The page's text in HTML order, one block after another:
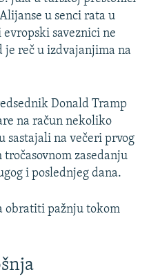
u senci rata u
saveznici ne
je reč u izdvajanjima na
Donald Tramp
na račun nekoliko
sastajali na večeri prvog
zasedanju
i poslednjeg dana.
obratiti pažnju tokom